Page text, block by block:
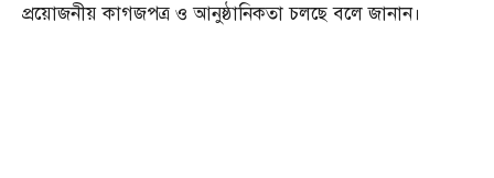
প্রয়োজনীয় কাগজপত্র ও আনুষ্ঠানিকতা চলছে বলে জানান।